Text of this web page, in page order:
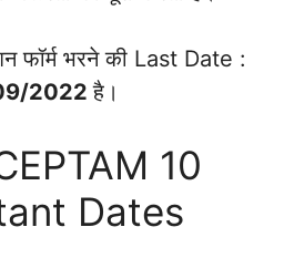
फॉर्म भरने की Last Date :
2022है।
10
Dates